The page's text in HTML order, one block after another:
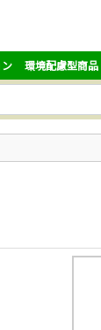
環境配慮型商品